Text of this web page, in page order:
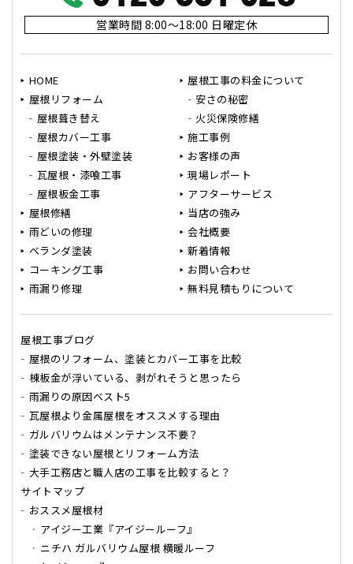
営業時間 8:00～18:00 日曜定休
HOME
屋根リフォーム
屋根葺き替え
屋根カバー工事
屋根塗装・外壁塗装
瓦屋根・漆喰工事
屋根板金工事
屋根修繕
雨どいの修理
ベランダ塗装
コーキング工事
雨漏り修理
屋根工事の料金について
安さの秘密
火災保険修繕
施工事例
お客様の声
現場レポート
アフターサービス
当店の強み
会社概要
新着情報
お問い合わせ
無料見積もりについて
屋根工事ブログ
屋根のリフォーム、塗装とカバー工事を比較
棟板金が浮いている、剥がれそうと思ったら
雨漏りの原因ベスト5
瓦屋根より金属屋根をオススメする理由
ガルバリウムはメンテナンス不要？
塗装できない屋根とリフォーム方法
大手工務店と職人店の工事を比較すると？
サイトマップ
おススメ屋根材
アイジー工業『アイジールーフ』
ニチハ ガルバリウム屋根 横暖ルーフ